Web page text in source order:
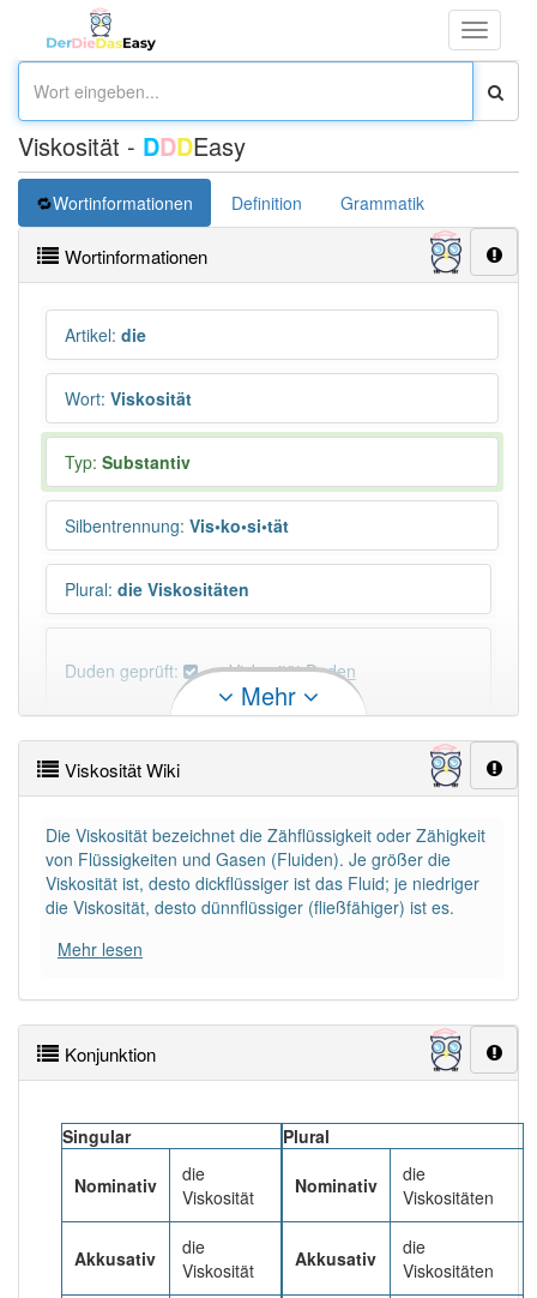
Toggle
Viskosität - DDDEasy
Wortinformationen Definition Grammatik
Wortinformationen
Artikel: die
Wort: Viskosität
Typ: Substantiv
Silbentrennung: Vis•ko•si•tät
Plural: die Viskositäten
Duden geprüft: Viskosität Duden
PowerIndex:5
Häufigkeit: 4 von 10
Das Wort wird häufig verwendet im Bereich
95% unserer Spielapp-Nutzer haben den Artikel
korrekt erraten.
Mehr
Viskosität Wiki
Die Viskosität bezeichnet die Zähflüssigkeit oder Zähigkeit
von Flüssigkeiten und Gasen (Fluiden). Je größer die
Viskosität ist, desto dickflüssiger ist das Fluid; je niedriger
die Viskosität, desto dünnflüssiger (fließfähiger) ist es.
Mehr lesen
Konjunktion
Singular
Nominativ
die
Viskosität
Akkusativ
die
Viskosität
Plural
Nominativ
die
Viskositäten
Akkusativ
die
Viskositäten